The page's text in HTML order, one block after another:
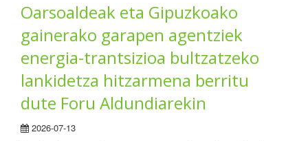
Oarsoaldeak eta Gipuzkoako
gainerako garapen agentziek
energia-trantsizioa bultzatzeko
lankidetza hitzarmena berritu
dute Foru Aldundiarekin
2026-07-13